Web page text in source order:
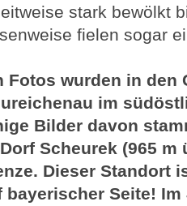
stark bewölkt
fielen sogar
Fotos wurden in den
im
Bilder davon
Scheurek (965 m
Dieser Standort
bayerischer Seite!